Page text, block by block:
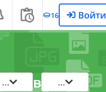
16 Войти
... в ...